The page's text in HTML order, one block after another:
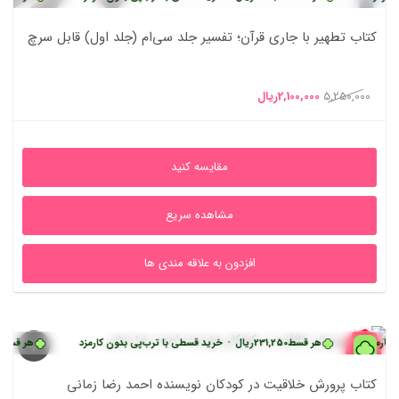
کتاب تطهیر با جاری قرآن؛ تفسیر جلد سی‌ام (جلد اول) قابل سرچ
5,250,000 قیمت
5,250,000ریال
2,100,000ریال
2,100,000ریال
مقایسه کنید
مشاهده سریع
افزدون به علاقه مندی ها
42% هر قسط231,250 هر قسط231,250ریال • خرید قسطی با ترب‌پی بدون کارمزد
کتاب پرورش خلاقیت در کودکان نویسنده احمد رضا زمانی